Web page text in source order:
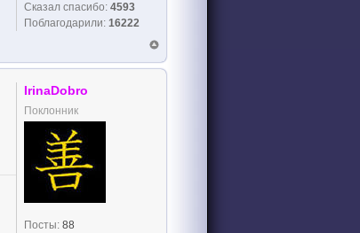
Сказал спасибо: 4593
Поблагодарили: 16222
IrinaDobro
Поклонник
Посты: 88